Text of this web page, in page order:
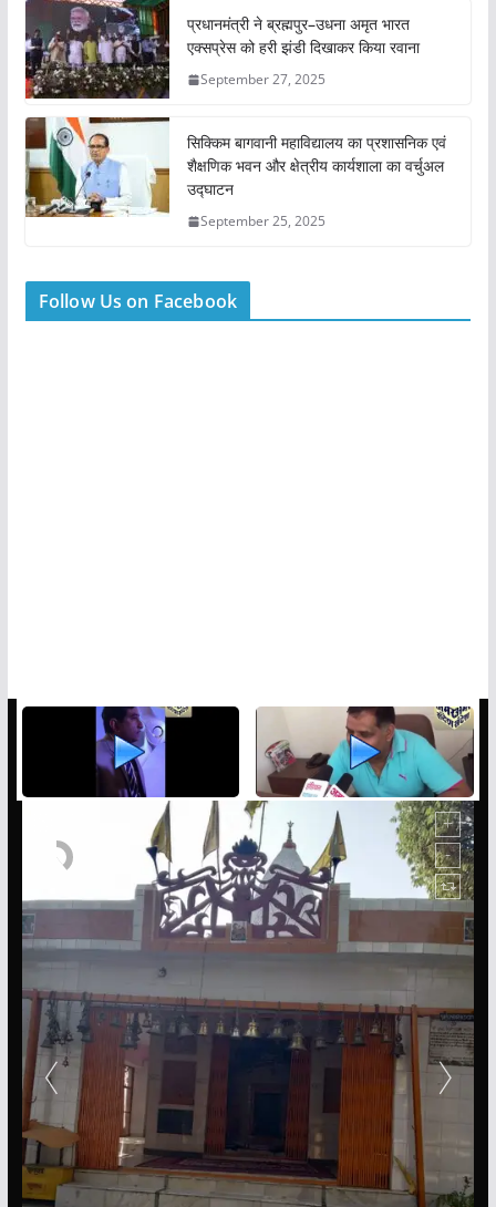
प्रधानमंत्री ने ब्रह्मपुर–उधना अमृत भारत
एक्सप्रेस को हरी झंडी दिखाकर किया रवाना
September 27, 2025
सिक्किम बागवानी महाविद्यालय का प्रशासनिक एवं
शैक्षणिक भवन और क्षेत्रीय कार्यशाला का वर्चुअल
उद्घाटन
September 25, 2025
Follow Us on Facebook